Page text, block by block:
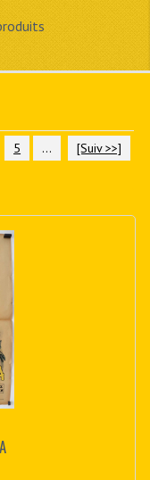
5 ...
[Suiv >>]